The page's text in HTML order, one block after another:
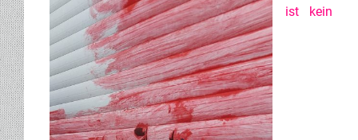
ist kein